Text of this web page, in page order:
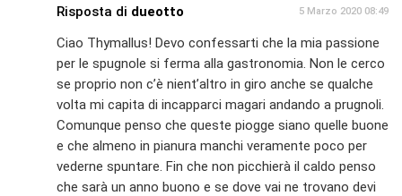
Risposta di dueotto 5 Marzo 2020 08:49
Ciao Thymallus! Devo confessarti che la mia passione
per le spugnole si ferma alla gastronomia. Non le cerco
se proprio non c’è nient’altro in giro anche se qualche
volta mi capita di incapparci magari andando a prugnoli.
Comunque penso che queste piogge siano quelle buone
e che almeno in pianura manchi veramente poco per
vederne spuntare. Fin che non picchierà il caldo penso
che sarà un anno buono e se dove vai ne trovano devi